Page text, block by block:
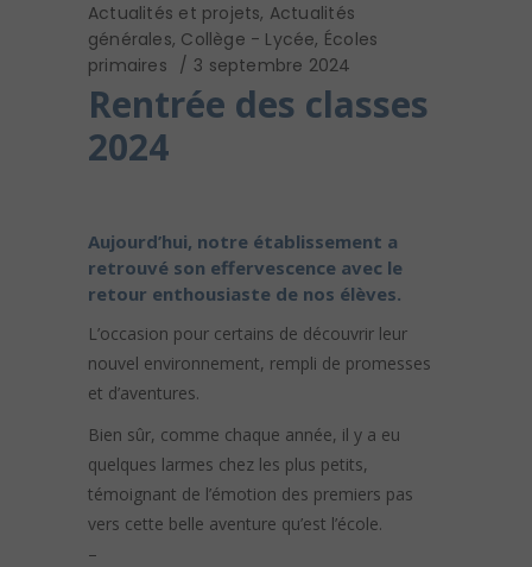
Actualités et projets, Actualités
générales, Collège - Lycée, Écoles
primaires
3 septembre 2024
Rentrée des classes
2024
Aujourd’hui, notre établissement a
retrouvé son effervescence avec le
retour enthousiaste de nos élèves.
L’occasion pour certains de découvrir leur
nouvel environnement, rempli de promesses
et d’aventures.
Bien sûr, comme chaque année, il y a eu
quelques larmes chez les plus petits,
témoignant de l’émotion des premiers pas
vers cette belle aventure qu’est l’école.
–